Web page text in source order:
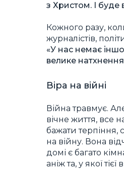
з Христом. І буде
Кожного разу,
журналістів,
«У нас немає
велике
Віра на війні
Війна травмує.
вічне життя, все
бажати терпіння,
на війну. Вона
домі є багато
аніж та, у якої тієї